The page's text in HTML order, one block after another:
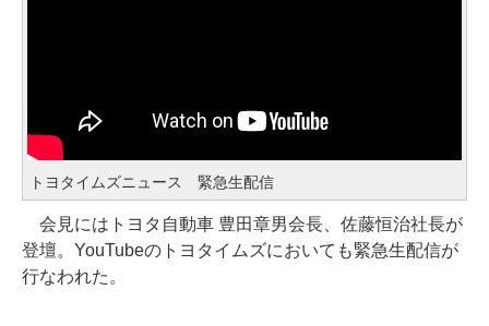
トヨタイムズニュース 緊急生配信
会見にはトヨタ自動車 豊田章男会長、佐藤恒治社長が
登壇。YouTubeのトヨタイムズにおいても緊急生配信が
行なわれた。